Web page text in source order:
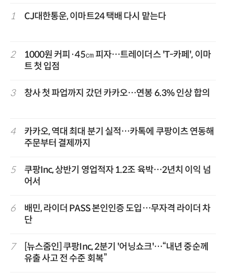
1 CJ대한통운, 이마트24 택배 다시 맡는다
2
1000원 커피·45㎝ 피자…트레이더스 'T-카페', 이마
트 첫 입점
3 창사 첫 파업까지 갔던 카카오…연봉 6.3% 인상 합의
4
카카오, 역대 최대 분기 실적…카톡에 쿠팡이츠 연동해
주문부터 결제까지
5
쿠팡Inc, 상반기 영업적자 1.2조 육박…2년치 이익 넘
어서
6
배민, 라이더 PASS 본인인증 도입…무자격 라이더 차
단
7
[뉴스줌인] 쿠팡Inc, 2분기 '어닝쇼크'…“내년 중순께
유출 사고 전 수준 회복”